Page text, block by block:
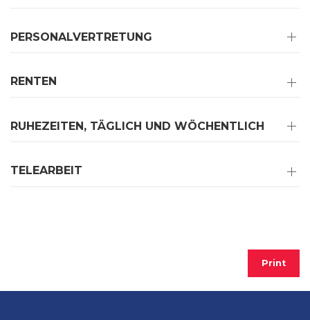
PERSONALVERTRETUNG
RENTEN
RUHEZEITEN, TÄGLICH UND WÖCHENTLICH
TELEARBEIT
Print